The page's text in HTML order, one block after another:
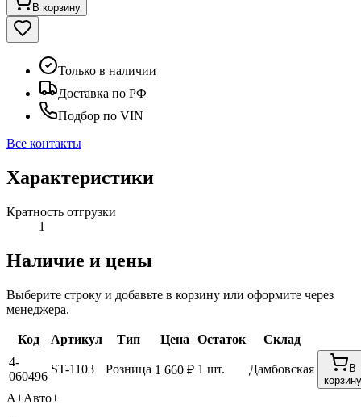
В корзину
Только в наличии
Доставка по РФ
Подбор по VIN
Все контакты
Характеристики
Кратность отгрузки
1
Наличие и цены
Выберите строку и добавьте в корзину или оформите через
менеджера.
Код Артикул Тип Цена Остаток
Склад
4-
060496
ST-1103 Розница 1 660 ₽ 1 шт. Дамбовская
В
корзину
А+Авто+